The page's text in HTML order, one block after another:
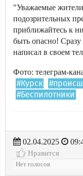
"Уважаемые
подозрительных
приближайтесь к
быть опасно!
написал в своем
Фото: телеграм-
#Курск
#Беспилотники
02.04.2025
Нравится
Нет голосов